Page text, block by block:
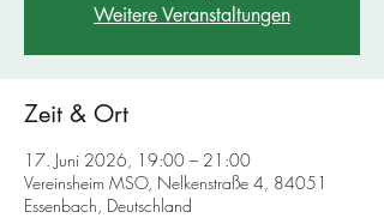
Weitere Veranstaltungen
Zeit & Ort
17. Juni 2026, 19:00 – 21:00
Vereinsheim MSO, Nelkenstraße 4, 84051
Essenbach, Deutschland